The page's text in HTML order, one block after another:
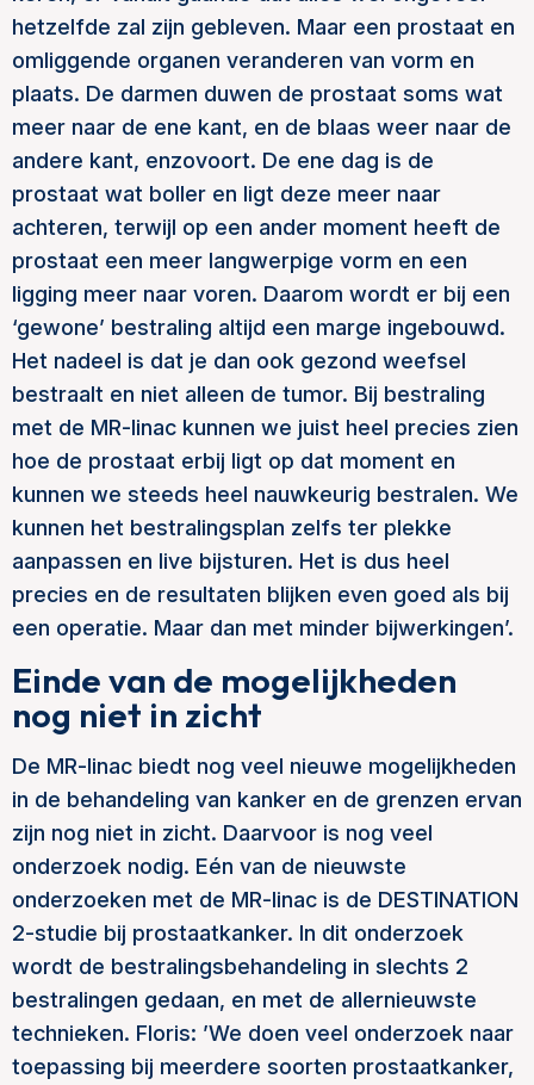
hetzelfde zal zijn gebleven. Maar een prostaat en
omliggende organen veranderen van vorm en
plaats. De darmen duwen de prostaat soms wat
meer naar de ene kant, en de blaas weer naar de
andere kant, enzovoort. De ene dag is de
prostaat wat boller en ligt deze meer naar
achteren, terwijl op een ander moment heeft de
prostaat een meer langwerpige vorm en een
ligging meer naar voren. Daarom wordt er bij een
‘gewone’ bestraling altijd een marge ingebouwd.
Het nadeel is dat je dan ook gezond weefsel
bestraalt en niet alleen de tumor. Bij bestraling
met de MR-linac kunnen we juist heel precies zien
hoe de prostaat erbij ligt op dat moment en
kunnen we steeds heel nauwkeurig bestralen. We
kunnen het bestralingsplan zelfs ter plekke
aanpassen en live bijsturen. Het is dus heel
precies en de resultaten blijken even goed als bij
een operatie. Maar dan met minder bijwerkingen’.
Einde van de mogelijkheden
nog niet in zicht
De MR-linac biedt nog veel nieuwe mogelijkheden
in de behandeling van kanker en de grenzen ervan
zijn nog niet in zicht. Daarvoor is nog veel
onderzoek nodig. Eén van de nieuwste
onderzoeken met de MR-linac is de DESTINATION
2-studie bij prostaatkanker. In dit onderzoek
wordt de bestralingsbehandeling in slechts 2
bestralingen gedaan, en met de allernieuwste
technieken. Floris: ’We doen veel onderzoek naar
toepassing bij meerdere soorten prostaatkanker,